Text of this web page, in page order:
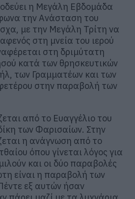
η Μεγάλη Εβδομάδα
την Ανάσταση του
με την Μεγάλη Τρίτη να
στη μνεία του ιερού
στη δριμύτατη
κατά των θρησκευτικών
των Γραμματέων και των
στην παραβολή των
από το Ευαγγέλιο του
των Φαρισαίων. Στην
η ανάγνωση από το
όπου γίνεται λόγος για
και οι δύο παραβολές
είναι η παραβολή των
εξ αυτών ήσαν